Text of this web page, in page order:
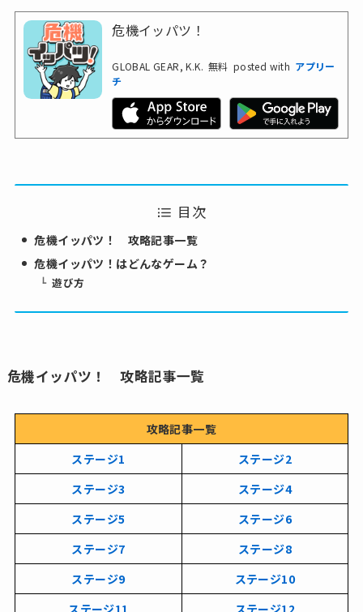
危機イッパツ！
GLOBAL GEAR, K.K. 無料 posted with アプリー
チ
目次
危機イッパツ！ 攻略記事一覧
危機イッパツ！はどんなゲーム？
遊び方
危機イッパツ！ 攻略記事一覧
攻略記事一覧
ステージ1
ステージ2
ステージ3
ステージ4
ステージ5
ステージ6
ステージ7
ステージ8
ステージ9
ステージ10
ステージ11
ステージ12